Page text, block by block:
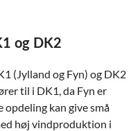
og DK2
(Jylland og Fyn) og DK2
til i DK1, da Fyn er
kan give små
høj vindproduktion i